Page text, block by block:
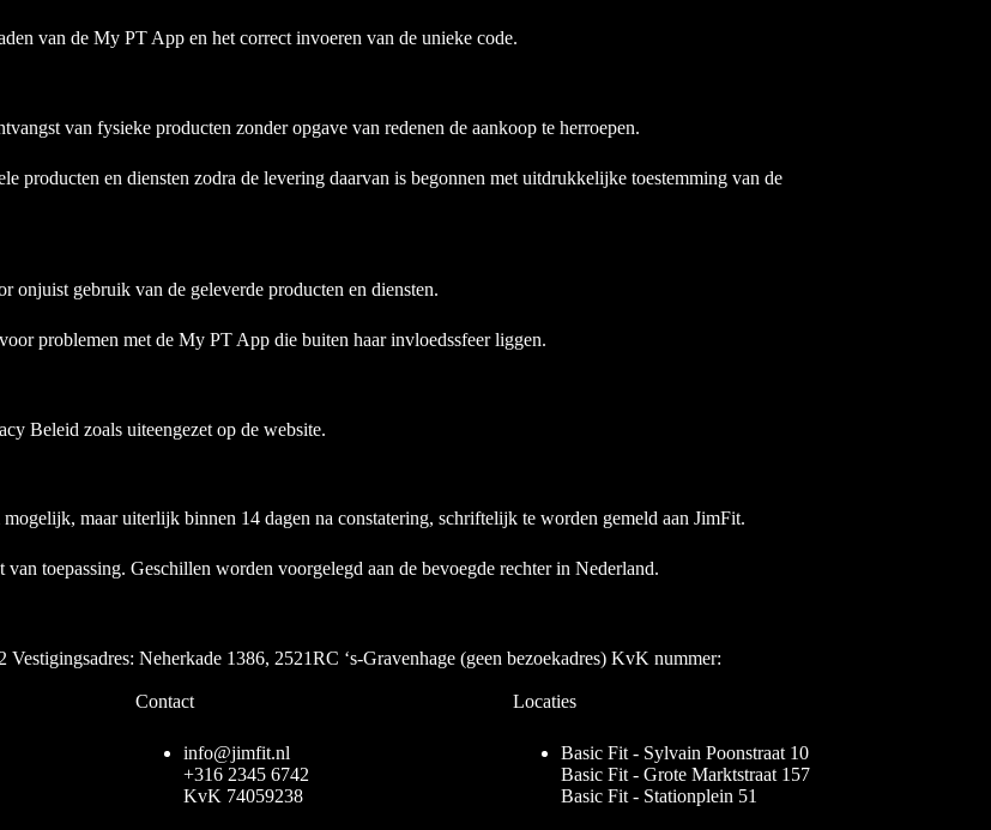
van de My PT App en het correct invoeren van de unieke code.
van fysieke producten zonder opgave van redenen de aankoop te herroepen.
producten en diensten zodra de levering daarvan is begonnen met uitdrukkelijke toestemming van de
onjuist gebruik van de geleverde producten en diensten.
problemen met de My PT App die buiten haar invloedssfeer liggen.
Beleid zoals uiteengezet op de website.
maar uiterlijk binnen 14 dagen na constatering, schriftelijk te worden gemeld aan JimFit.
toepassing. Geschillen worden voorgelegd aan de bevoegde rechter in Nederland.
Vestigingsadres: Neherkade 1386, 2521RC ‘s-Gravenhage (geen bezoekadres) KvK nummer:
Contact
info@jimfit.nl
+316 2345 6742
KvK 74059238
Locaties
Basic Fit - Sylvain Poonstraat 10
Basic Fit - Grote Marktstraat 157
Basic Fit - Stationplein 51